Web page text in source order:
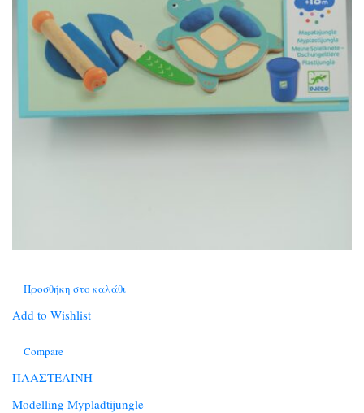
Προσθήκη στο καλάθι
Add to Wishlist
Compare
ΠΛΑΣΤΕΛΙΝΗ
Modelling Mypladtijungle